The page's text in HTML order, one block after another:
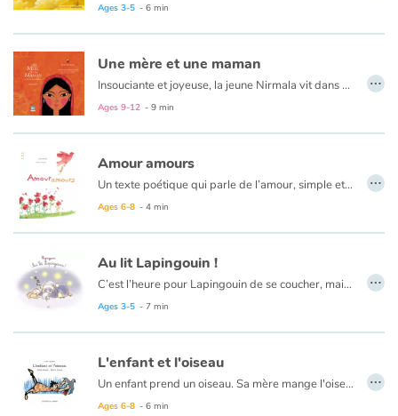
Ages 3-5 - 6 min
Une mère et une maman
Insouciante et joyeuse, la jeune Nirmala vit dans un petit village de l'Inde. Un jour, sa vie bascule et change à tout jamais. Dans cette contrée lointaine, les coutumes ancestrales sont parfois cruelles, et ce qui est un bonheur devient un malheur pour cette jeune femme encore enfant. Seuls son courage et l'amour immense qu'elle renferme transformeront sa vie, celle de l'enfant qu'elle porte, celle de cette autre maman qui attend par-delà les frontières.
Ages 9-12 - 9 min
…
Amour amours
Un texte poétique qui parle de l’amour, simple et si compliqué à la fois. Un texte qui parle des émotions qui nous traversent chaque jour de notre vie et que nous prenons rarement le temps de dire et d’écouter. Des émotions qui souvent nous submergent mais nous construisent petit à petit et nous permettent de grandir. Un livre pour ne pas oublier de dire « Je t’aime ».
Ages 6-8 - 4 min
…
Au lit Lapingouin !
C’est l’heure pour Lapingouin de se coucher, mais il a tendance à trainer les nageoires pour y aller. Alors il fait tout pour gagner du temps, cherchant milles excuses, malgré les rappels de sa maman. À force de l’attendre, celle-ci s’endort dans son lit sans qu’il s’en rende compte. Occupé à chercher « Moudoux », son papa lui demande ce qu’il est en train de faire. Tout coi, il réfléchit et n’arrive pas à se souvenir ce que lui avait demandé de faire sa maman. Un traité illustratif d’une grande finesse tout en douceur.
Ages 3-5 - 7 min
…
L'enfant et l'oiseau
Un enfant prend un oiseau. Sa mère mange l'oiseau et, quand l'enfant le lui réclame, elle lui donne du maïs. Les termites mangent le maïs et donnent à l'enfant des pots de terre. Et ainsi de suite jusqu'au babouin qui mange les fèves...
Ages 6-8 - 6 min
…